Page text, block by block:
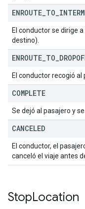
ENROUTE TO
El conductor se dirige
destino).
ENROUTE TO
El conductor recogió al
COMPLETE
Se dejó al pasajero y
CANCELED
El conductor, el
canceló el viaje antes
StopLocation